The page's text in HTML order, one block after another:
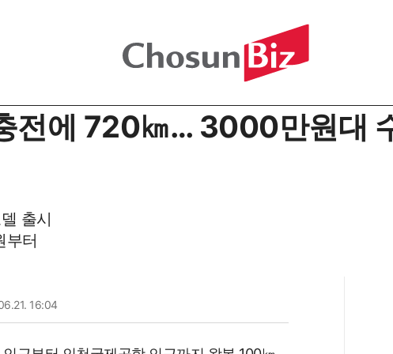
전에 720㎞… 3000만원대
출시
부터
16:04